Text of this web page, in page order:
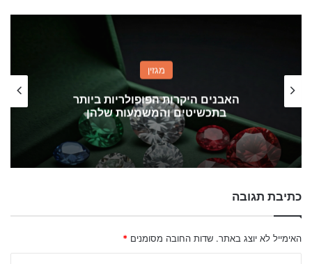
מרכז הידע
איך לנקות תכשיטים: מדריך מקיף לשמירה
על ברק לאורך זמן
כתיבת תגובה
האימייל לא יוצג באתר. שדות החובה מסומנים *